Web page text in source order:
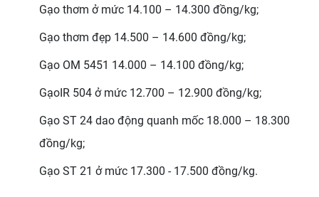
Gạo thơm ở mức 14.100 – 14.300 đồng/kg;
Gạo thơm đẹp 14.500 – 14.600 đồng/kg;
Gạo OM 5451 14.000 – 14.100 đồng/kg;
GạoIR 504 ở mức 12.700 – 12.900 đồng/kg;
Gạo ST 24 dao động quanh mốc 18.000 – 18.300
đồng/kg;
Gạo ST 21 ở mức 17.300 - 17.500 đồng/kg.